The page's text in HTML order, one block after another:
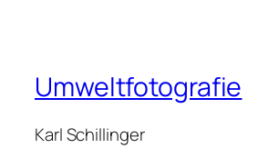
Umweltfotografie
Karl Schillinger